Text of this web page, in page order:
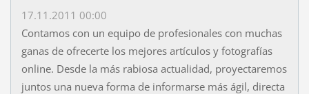
17.11.2011 00:00
Contamos con un equipo de profesionales con muchas
ganas de ofrecerte los mejores artículos y fotografías
online. Desde la más rabiosa actualidad, proyectaremos
juntos una nueva forma de informarse más ágil, directa